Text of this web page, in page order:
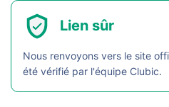
Lien sûr
Nous renvoyons vers le site
été vérifié par l'équipe Clubic.